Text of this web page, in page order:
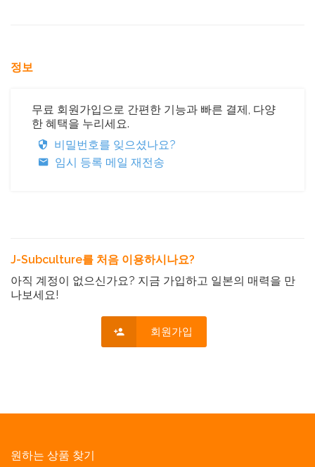
정보
무료 회원가입으로 간편한 기능과 빠른 결제, 다양
한 혜택을 누리세요.
비밀번호를 잊으셨나요?
임시 등록 메일 재전송
J-Subculture를 처음 이용하시나요?
아직 계정이 없으신가요? 지금 가입하고 일본의 매력을 만
나보세요!
회원가입
원하는 상품 찾기